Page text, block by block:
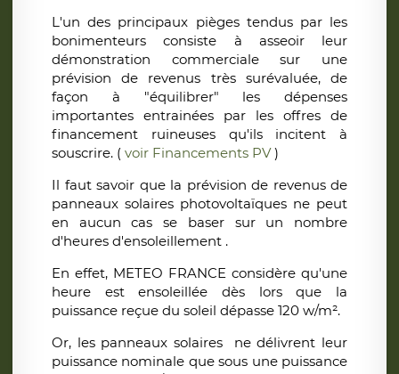
L'un des principaux pièges tendus par les
bonimenteurs consiste à asseoir leur
démonstration commerciale sur une
prévision de revenus très surévaluée, de
façon à "équilibrer" les dépenses
importantes entrainées par les offres de
financement ruineuses qu'ils incitent à
souscrire. ( voir Financements PV)
Il faut savoir que la prévision de revenus de
panneaux solaires photovoltaïques ne peut
en aucun cas se baser sur un nombre
d'heures d'ensoleillement .
En effet, METEO FRANCE considère qu'une
heure est ensoleillée dès lors que la
puissance reçue du soleil dépasse 120 w/m².
Or, les panneaux solaires ne délivrent leur
puissance nominale que sous une puissance